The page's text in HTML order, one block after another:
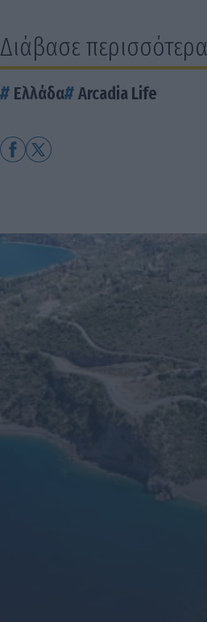
Διάβασε περισσότερα
Ελλάδα Arcadia Life